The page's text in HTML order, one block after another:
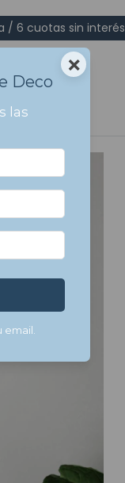
/ 6 cuotas sin interés
×
Deco
las
email.